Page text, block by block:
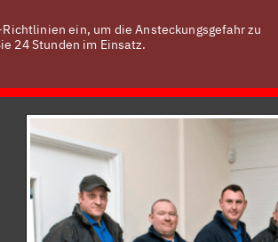
ein, um die Ansteckungsgefahr zu
24 Stunden im Einsatz.